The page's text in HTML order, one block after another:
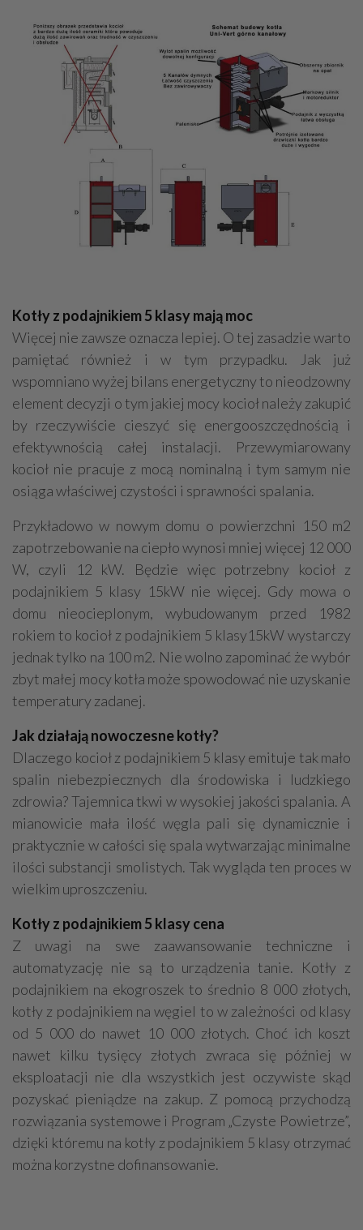
Kotły z podajnikiem 5 klasy mają moc
Więcej nie zawsze oznacza lepiej. O tej zasadzie warto
pamiętać również i w tym przypadku. Jak już
wspomniano wyżej bilans energetyczny to nieodzowny
element decyzji o tym jakiej mocy kocioł należy zakupić
by rzeczywiście cieszyć się energooszczędnością i
efektywnością całej instalacji. Przewymiarowany
kocioł nie pracuje z mocą nominalną i tym samym nie
osiąga właściwej czystości i sprawności spalania.
Przykładowo w nowym domu o powierzchni 150 m2
zapotrzebowanie na ciepło wynosi mniej więcej 12 000
W, czyli 12 kW. Będzie więc potrzebny kocioł z
podajnikiem 5 klasy 15kW nie więcej. Gdy mowa o
domu nieocieplonym, wybudowanym przed 1982
rokiem to kocioł z podajnikiem 5 klasy15kW wystarczy
jednak tylko na 100 m2. Nie wolno zapominać że wybór
zbyt małej mocy kotła może spowodować nie uzyskanie
temperatury zadanej.
Jak działają nowoczesne kotły?
Dlaczego kocioł z podajnikiem 5 klasy emituje tak mało
spalin niebezpiecznych dla środowiska i ludzkiego
zdrowia? Tajemnica tkwi w wysokiej jakości spalania. A
mianowicie mała ilość węgla pali się dynamicznie i
praktycznie w całości się spala wytwarzając minimalne
ilości substancji smolistych. Tak wygląda ten proces w
wielkim uproszczeniu.
Kotły z podajnikiem 5 klasy cena
Z uwagi na swe zaawansowanie techniczne i
automatyzację nie są to urządzenia tanie. Kotły z
podajnikiem na ekogroszek to średnio 8 000 złotych,
kotły z podajnikiem na węgiel to w zależności od klasy
od 5 000 do nawet 10 000 złotych. Choć ich koszt
nawet kilku tysięcy złotych zwraca się później w
eksploatacji nie dla wszystkich jest oczywiste skąd
pozyskać pieniądze na zakup. Z pomocą przychodzą
rozwiązania systemowe i Program „Czyste Powietrze”,
dzięki któremu na kotły z podajnikiem 5 klasy otrzymać
można korzystne dofinansowanie.